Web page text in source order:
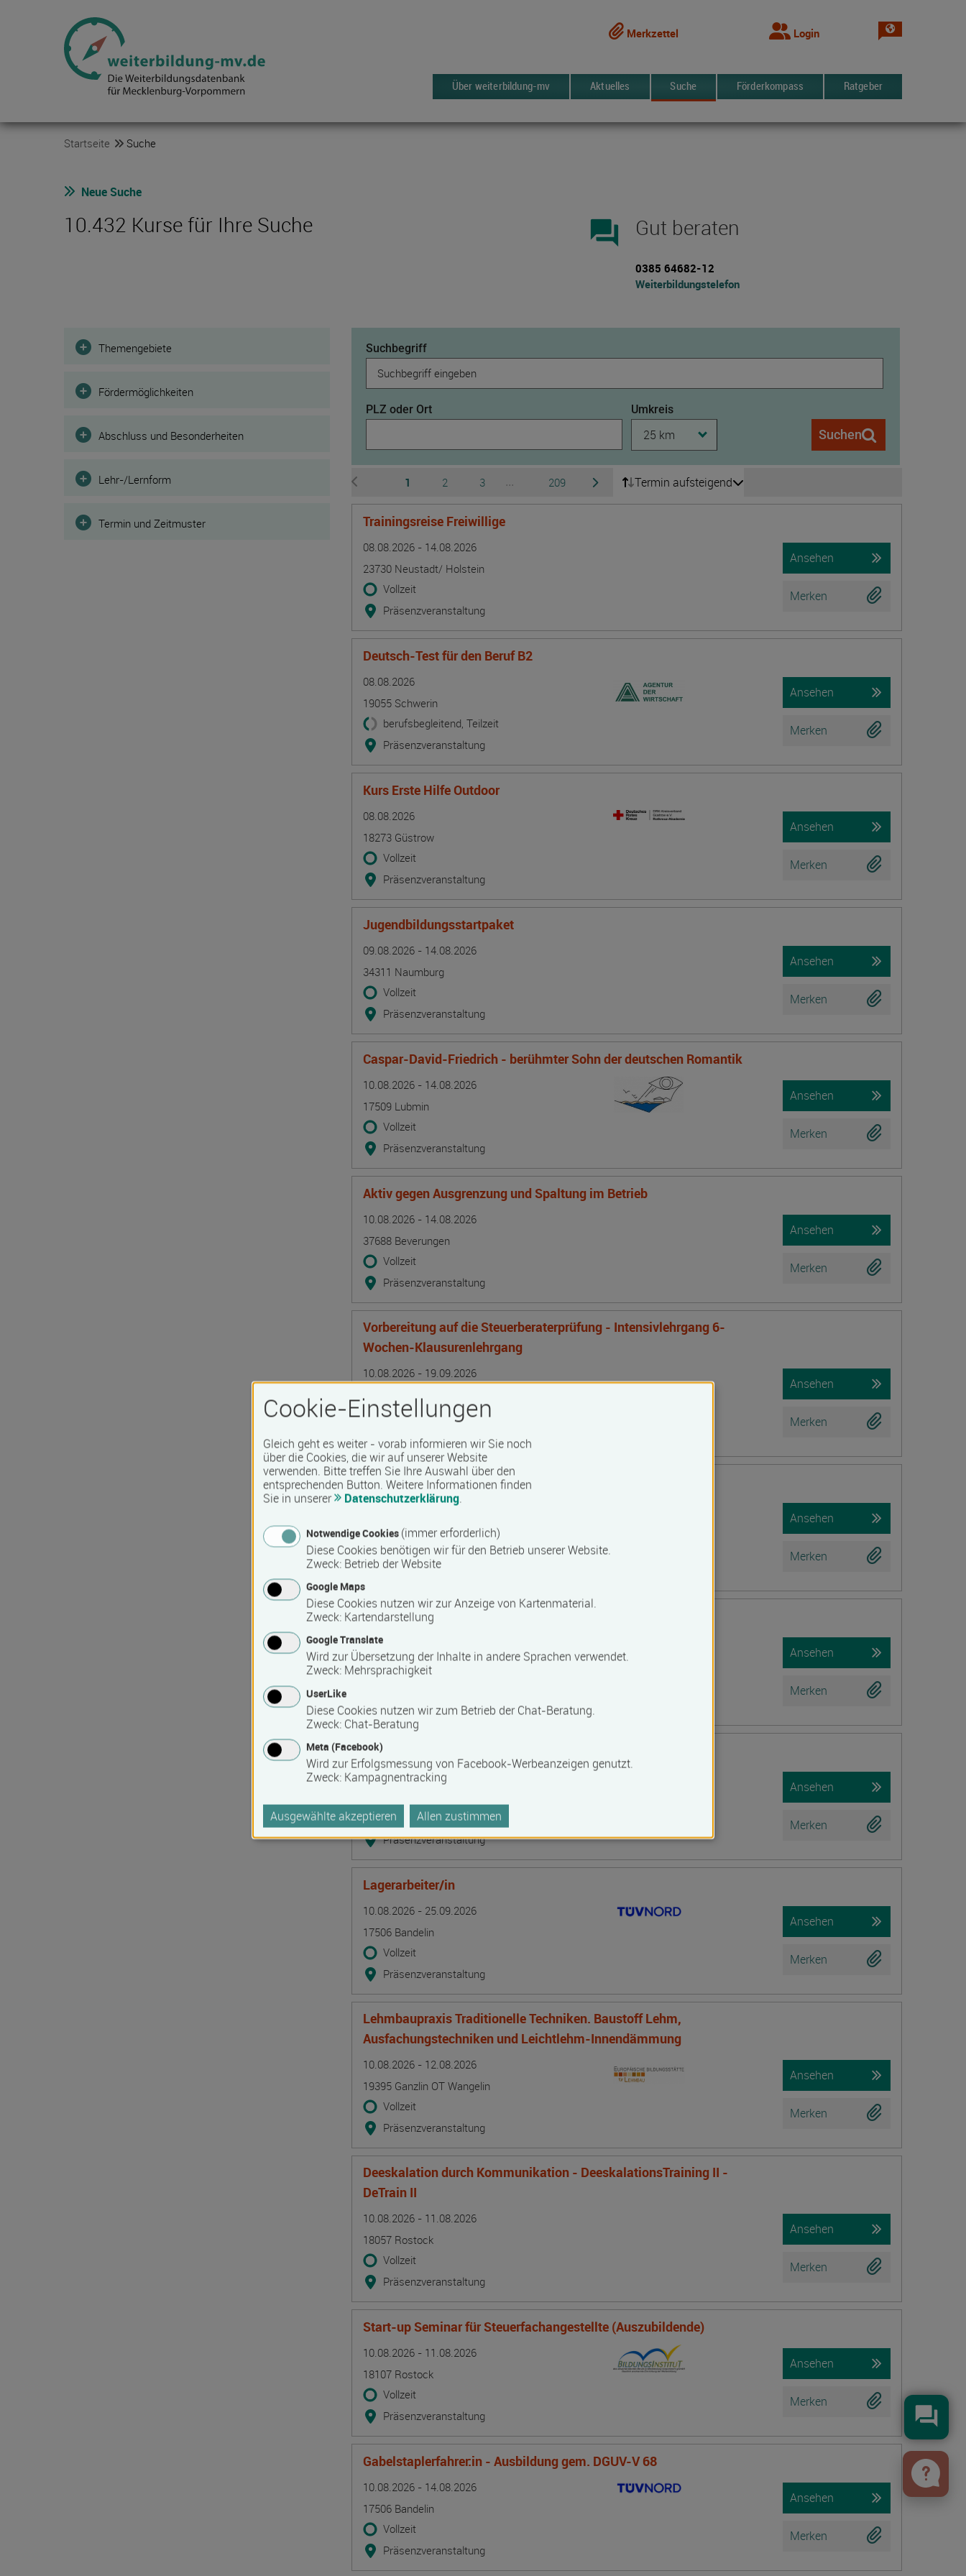
Merkzettel Login Sprache
Über weiterbildung-mv Aktuelles Suche Förderkompass Ratgeber
Startseite Suche
Neue Suche
10.432 Kurse für Ihre Suche forum Gut beraten
0385 64682-12
Weiterbildungstelefon
Suchbegriff
PLZ oder Ort Umkreis
25 km Suchen
Filter
Themengebiete
Fördermöglichkeiten
Abschluss und Besonderheiten
Lehr-/Lernform
Termin und Zeitmuster
zur vorherigen Seite wechseln
Seite
1 Seite
2 Seite
3
...
Seite
209 zur nächsten Seite wechseln
Termin aufsteigend
Trainingsreise Freiwillige
08.08.2026 - 14.08.2026
23730 Neustadt/ Holstein
Vollzeit
Präsenzveranstaltung
Ansehen
Merken
Deutsch-Test für den Beruf B2
08.08.2026
19055 Schwerin
berufsbegleitend, Teilzeit
Präsenzveranstaltung
Ansehen
Merken
Kurs Erste Hilfe Outdoor
08.08.2026
18273 Güstrow
Vollzeit
Präsenzveranstaltung
Ansehen
Merken
Jugendbildungsstartpaket
09.08.2026 - 14.08.2026
34311 Naumburg
Vollzeit
Präsenzveranstaltung
Ansehen
Merken
Caspar-David-Friedrich - berühmter Sohn der deutschen Romantik
10.08.2026 - 14.08.2026
17509 Lubmin
Vollzeit
Präsenzveranstaltung
Ansehen
Merken
Aktiv gegen Ausgrenzung und Spaltung im Betrieb
10.08.2026 - 14.08.2026
37688 Beverungen
Vollzeit
Präsenzveranstaltung
Ansehen
Merken
Vorbereitung auf die Steuerberaterprüfung - Intensivlehrgang 6-
Wochen-Klausurenlehrgang
10.08.2026 - 19.09.2026
24106 Kiel
Vollzeit
Präsenzveranstaltung
Ansehen
Merken
Bilanzbuchhalter IHK - Intensivlehrgang (schriftliche Prüfung)
Termin
10.08.2026 - 16.08.2026
Ort
50825 Köln
Zeitmuster
Vollzeit
Lehr- und Lernform
Blended Learning
Ansehen
Merken
Bilanzbuchhalter IHK - Intensivlehrgang (schriftliche Prüfung)
Termin
10.08.2026 - 16.08.2026
Ort
20537 Hamburg
Zeitmuster
Lehr- und Lernform
Blended Learning
Ansehen
Merken
Grundlagen der Tarifpolitik - direkte Kommunikation
Termin
10.08.2026 - 14.08.2026
Ort
Zeitmuster
Vollzeit
Lehr- und Lernform
Präsenzveranstaltung
Ansehen
Merken
Lagerarbeiter/in
10.08.2026 - 25.09.2026
17506 Bandelin
Vollzeit
Präsenzveranstaltung
Ansehen
Merken
Lehmbaupraxis Traditionelle Techniken. Baustoff Lehm,
Ausfachungstechniken und Leichtlehm-Innendämmung
10.08.2026 - 12.08.2026
19395 Ganzlin OT Wangelin
Vollzeit
Präsenzveranstaltung
Ansehen
Merken
Deeskalation durch Kommunikation - DeeskalationsTraining II -
DeTrain II
10.08.2026 - 11.08.2026
18057 Rostock
Vollzeit
Präsenzveranstaltung
Ansehen
Merken
Start-up Seminar für Steuerfachangestellte (Auszubildende)
10.08.2026 - 11.08.2026
18107 Rostock
Vollzeit
Präsenzveranstaltung
Ansehen
Merken
Gabelstaplerfahrer:in - Ausbildung gem. DGUV-V 68
10.08.2026 - 14.08.2026
17506 Bandelin
Vollzeit
Präsenzveranstaltung
Ansehen
Merken
Cookie-Einstellungen
Gleich geht es weiter - vorab informieren wir Sie noch
über die Cookies, die wir auf unserer Website
verwenden. Bitte treffen Sie Ihre Auswahl über den
entsprechenden Button. Weitere Informationen finden
Sie in unserer
Datenschutzerklärung.
Notwendige Cookies (immer erforderlich)
Diese Cookies benötigen wir für den Betrieb unserer Website.
Zweck: Betrieb der Website
Google Maps
Diese Cookies nutzen wir zur Anzeige von Kartenmaterial.
Zweck: Kartendarstellung
Google Translate
Wird zur Übersetzung der Inhalte in andere Sprachen verwendet.
Zweck: Mehrsprachigkeit
UserLike
Diese Cookies nutzen wir zum Betrieb der Chat-Beratung.
Zweck: Chat-Beratung
Meta (Facebook)
Wird zur Erfolgsmessung von Facebook-Werbeanzeigen genutzt.
Zweck: Kampagnentracking
Ausgewählte akzeptieren Allen zustimmen